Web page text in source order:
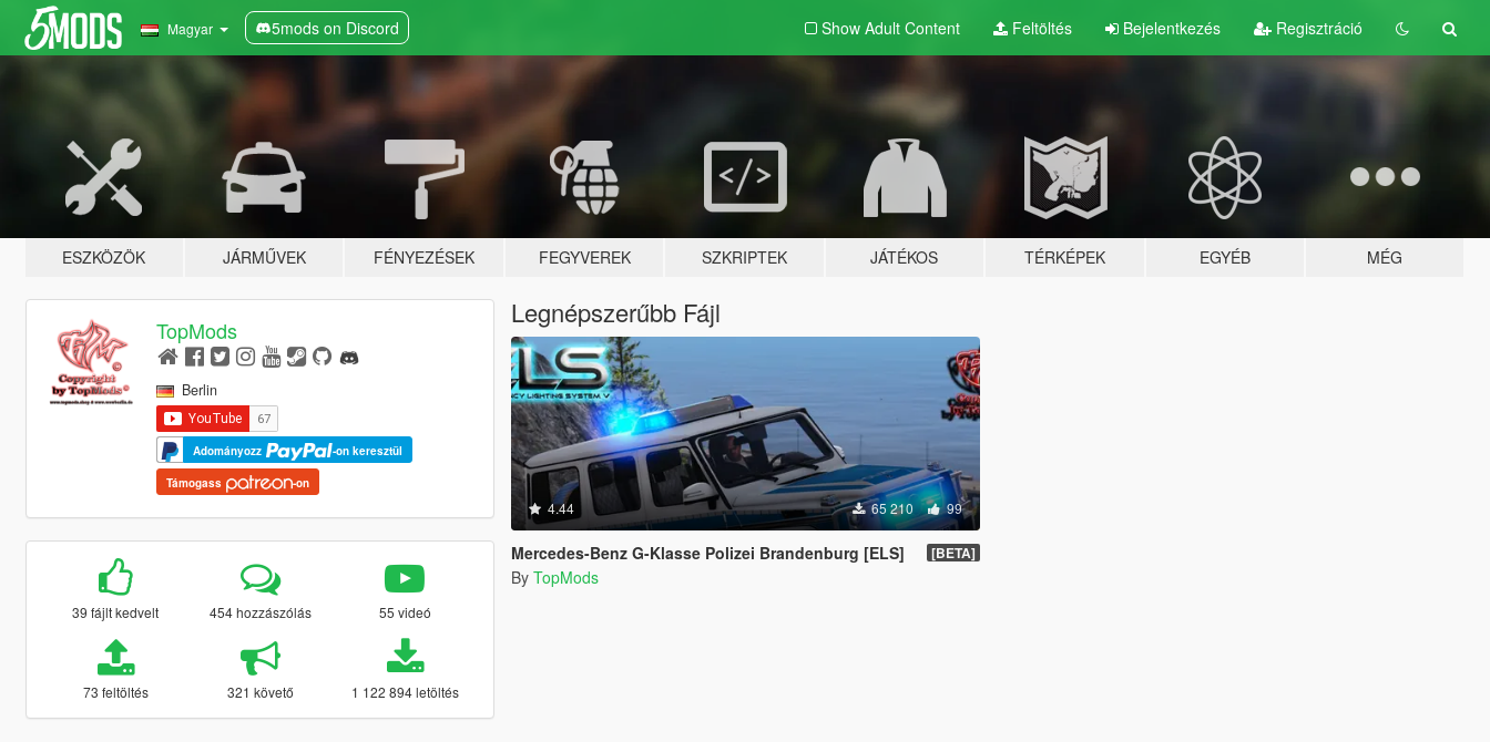
Magyar 5mods on Discord Show Adult Content Feltöltés Bejelentkezés Regisztráció
ESZKÖZÖK JÁRMŰVEK FÉNYEZÉSEK FEGYVEREK SZKRIPTEK JÁTÉKOS TÉRKÉPEK EGYÉB MÉG
TopMods
Berlin
Adományozz -on keresztül
Támogass -on
39 fájlt kedvelt 454 hozzászólás 55 videó
73 feltöltés 321 követő 1 122 894 letöltés
Legnépszerűbb Fájl
4.44 65 210 99
Mercedes-Benz G-Klasse Polizei Brandenburg [ELS] [BETA]
By TopMods